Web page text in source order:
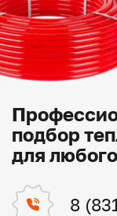
подбор
для
8